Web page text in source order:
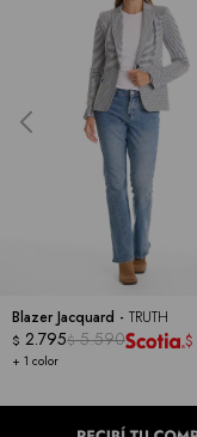
Blazer Jacquard - TRUTH
+ 1 color
$ 2.795$ 5.590 $